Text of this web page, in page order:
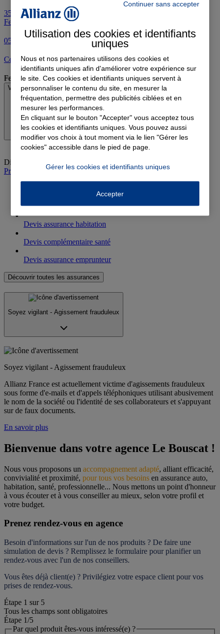
35 Avenue Auguste Ferret, 33110 Le Bouscat
Ferret, 33110 Le Bouscat
05 57 31 09 02
Contacter l'agence par e-mail
Fermé
Voir les horaires
Dimanche
Prendre rendez-vous à l'agence
Devis assurance auto
Devis assurance habitation
Devis complémentaire santé
Devis assurance emprunteur
Découvrir toutes les assurances
Soyez vigilant - Agissement frauduleux
Soyez vigilant - Agissement frauduleux
Allianz France est actuellement victime d'agissements frauduleux
sous forme d'e-mails et d'appels téléphoniques utilisant abusivement
le nom de la société ou l'identité de ses collaborateurs et s'appuyant
sur de faux documents.
En savoir plus
Bienvenue dans votre agence Le Bouscat !
Nous vous proposons un accompagnement adapté, alliant efficacité,
convivialité et proximité, pour tous vos besoins en assurance auto,
habitation, santé, professionnelle... Nous mettons un point d'honneur
à vous écouter et à vous conseiller au mieux, selon votre profil et
votre budget.
Prenez rendez-vous en agence
Besoin d'informations sur l'un de nos produits ? De faire une
simulation de devis ? Remplissez le formulaire pour planifier un
rendez-vous avec l'un de nos conseillers.
Vous êtes déjà client(e) ? Privilégiez votre espace client pour vos
prises de rendez-vous.
Étape 1 sur 5
Tous les champs sont obligatoires
Étape 1/5
Par quel produit êtes-vous intéressé(e) ?
Continuer sans accepter
Utilisation des cookies et identifiants
uniques
Nous et nos partenaires utilisons des cookies et
identifiants uniques afin d'améliorer votre expérience sur
le site. Ces cookies et identifiants uniques servent à
personnaliser le contenu du site, en mesurer la
fréquentation, permettre des publicités ciblées et en
mesurer les performances.
En cliquant sur le bouton "Accepter" vous acceptez tous
les cookies et identifiants uniques. Vous pouvez aussi
modifier vos choix à tout moment via le lien "Gérer les
cookies" accessible dans le pied de page.
Gérer les cookies et identifiants uniques
Accepter